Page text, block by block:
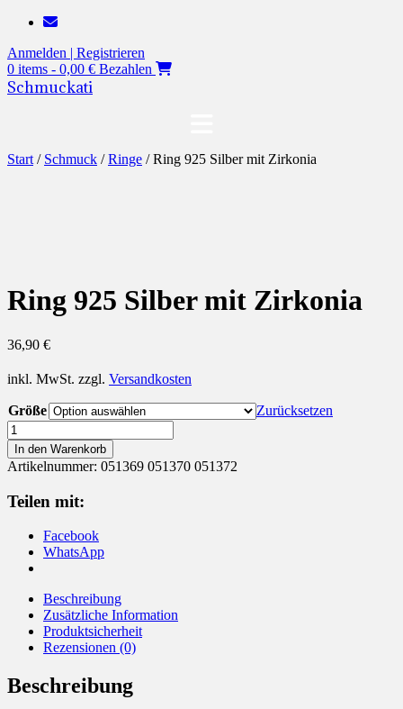
Zum
springen
Anmelden | Registrieren
0 items - 0,00 € Bezahlen
Schmuckati
Start / Schmuck /Ringe / Ring 925 Silber mit Zirkonia
Ring 925 Silber mit Zirkonia
36,90 €
inkl. MwSt. zzgl. Versandkosten
Größe
Zurücksetzen
Ring
925
Silber
mit
Zirkonia
Menge
In den Warenkorb
Artikelnummer: 051369 051370 051372
Teilen mit:
Facebook
WhatsApp
Beschreibung
Zusätzliche Information
Produktsicherheit
Rezensionen (0)
Beschreibung